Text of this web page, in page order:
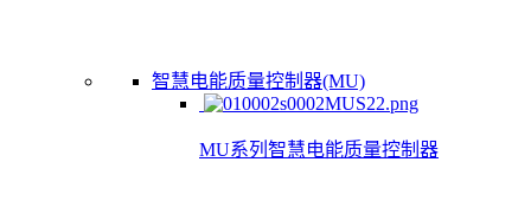
智慧电能质量控制器(MU)
MU系列智慧电能质量控制器